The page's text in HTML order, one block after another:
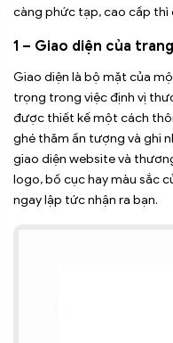
càng phức tạp, cao cấp thì
1 – Giao diện của
Giao diện là bộ mặt của
trọng trong việc định vị
được thiết kế một cách
ghé thăm ấn tượng và ghi
giao diện website và
logo, bố cục hay màu sắc
ngay lập tức nhận ra bạn.